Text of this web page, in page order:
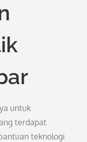
untuk
terdapat
teknologi